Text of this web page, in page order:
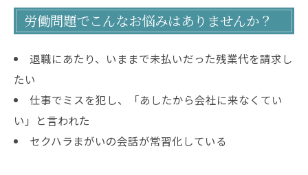
労働問題でこんなお悩みはありませんか？
退職にあたり、いままで未払いだった残業代を請求し
たい
仕事でミスを犯し、「あしたから会社に来なくてい
い」と言われた
セクハラまがいの会話が常習化している